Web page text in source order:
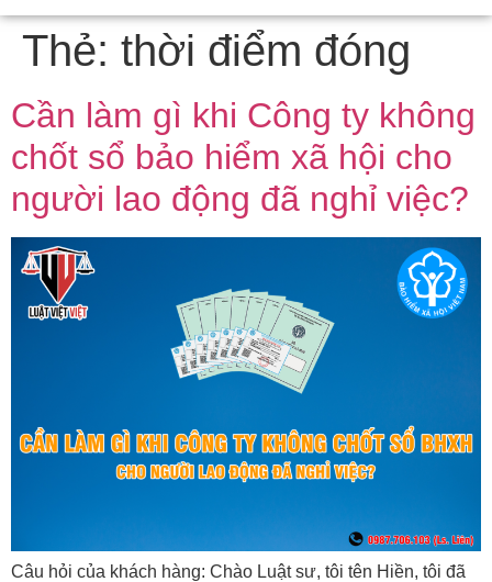
Thẻ: thời điểm đóng
Cần làm gì khi Công ty không
chốt sổ bảo hiểm xã hội cho
người lao động đã nghỉ việc?
Câu hỏi của khách hàng: Chào Luật sư, tôi tên Hiền, tôi đã